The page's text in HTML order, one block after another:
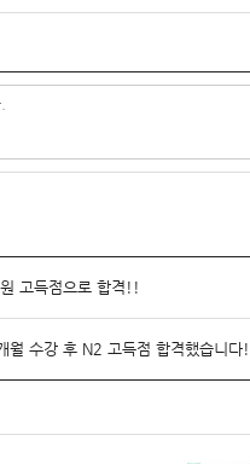
고득점으로 합격!!
월 수강 후 N2 고득점 합격했습니다!